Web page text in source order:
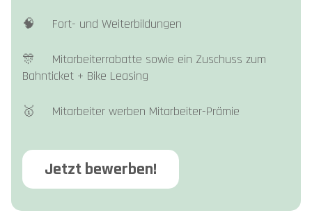
🧠 Fort- und Weiterbildungen
🎊 Mitarbeiterrabatte sowie ein Zuschuss zum
Bahnticket + Bike Leasing
🥇 Mitarbeiter werben Mitarbeiter-Prämie
Jetzt bewerben!